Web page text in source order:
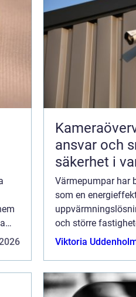
ansvar och
säkerhet i
Värmepumpar har
som en
och större
förnybara
Viktoria